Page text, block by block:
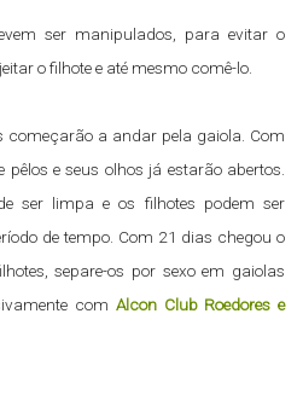
ser manipulados, para evitar o
o filhote e até mesmo comê-lo.
começarão a andar pela gaiola. Com
e seus olhos já estarão abertos.
ser limpa e os filhotes podem ser
de tempo. Com 21 dias chegou o
separe-os por sexo em gaiolas
com Alcon Club Roedores e